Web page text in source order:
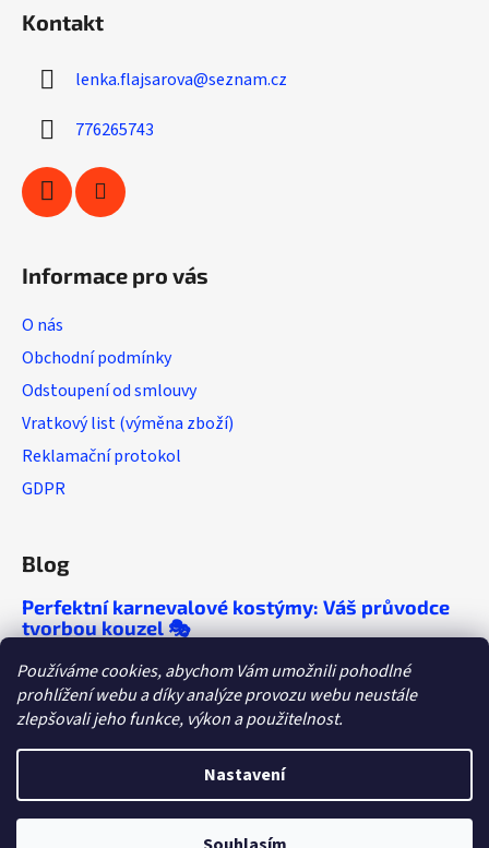
Používáme cookies, abychom Vám umožnili pohodlné
prohlížení webu a díky analýze provozu webu neustále
zlepšovali jeho funkce, výkon a použitelnost.
Nastavení
Kontakt
lenka.flajsarova@seznam.cz
776265743
Informace pro vás
O nás
Obchodní podmínky
Odstoupení od smlouvy
Vratkový list (výměna zboží)
Reklamační protokol
GDPR
Blog
Perfektní karnevalové kostýmy: Váš průvodce
tvorbou kouzel 🎭
🎭 Chcete, aby se o vaší párty mluvilo ještě
roky? Objevte tipy, které vám zaručí
nezapomenutelný večírek!
Dětské tábory a letní párty: Kostýmy, které
letos ovládnou dětskou fantazii